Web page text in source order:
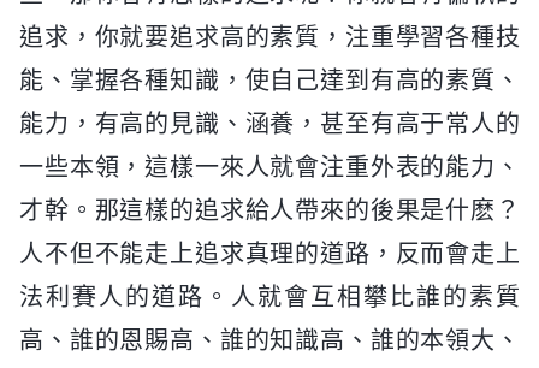
追求，你就要追求高的素質，注重學習各種技
能、掌握各種知識，使自己達到有高的素質、
能力，有高的見識、涵養，甚至有高于常人的
一些本領，這樣一來人就會注重外表的能力、
才幹。那這樣的追求給人帶來的後果是什麽？
人不但不能走上追求真理的道路，反而會走上
法利賽人的道路。人就會互相攀比誰的素質
高、誰的恩賜高、誰的知識高、誰的本領大、